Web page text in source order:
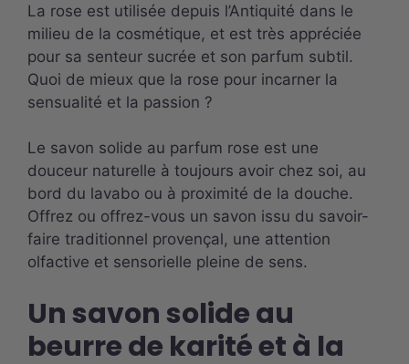
La rose est utilisée depuis l’Antiquité dans le
milieu de la cosmétique, et est très appréciée
pour sa senteur sucrée et son parfum subtil.
Quoi de mieux que la rose pour incarner la
sensualité et la passion ?
Le savon solide au parfum rose est une
douceur naturelle à toujours avoir chez soi, au
bord du lavabo ou à proximité de la douche.
Offrez ou offrez-vous un savon issu du savoir-
faire traditionnel provençal, une attention
olfactive et sensorielle pleine de sens.
Un savon solide au
beurre de karité et à la